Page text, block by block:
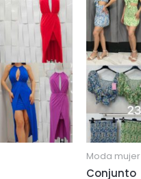
Moda mujer
Conjunto